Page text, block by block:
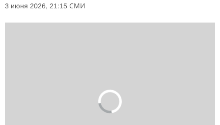
3 июня 2026, 21:15 СМИ